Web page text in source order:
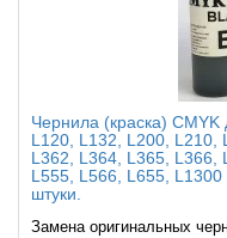
Чернила (краска)
L120, L132, L200, L210,
L362, L364, L365, L366,
L555, L566, L655,
штуки.
Замена оригинальных